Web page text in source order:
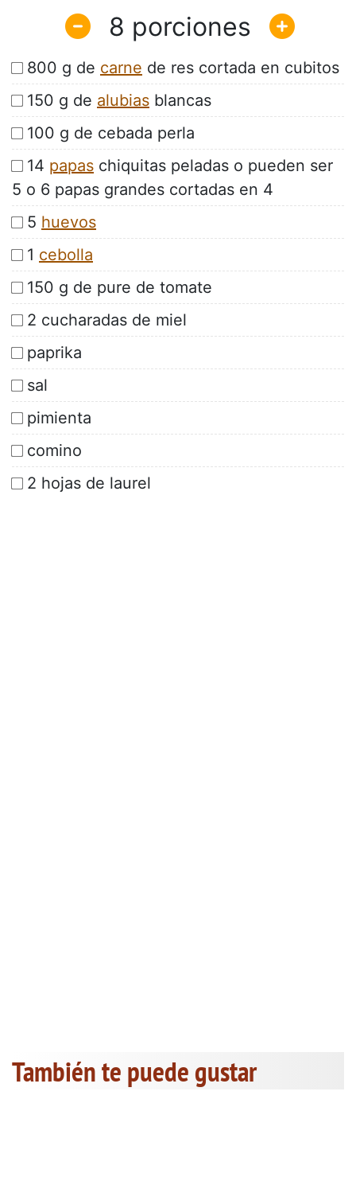
8
800 g de carne de res cortada en cubitos
150 g de alubias blancas
100 g de cebada perla
14 papas chiquitas peladas o pueden ser
5 o 6 papas grandes cortadas en 4
5 huevos
1 cebolla
150 g de pure de tomate
2 cucharadas de miel
paprika
sal
pimienta
comino
2 hojas de laurel
También te puede gustar